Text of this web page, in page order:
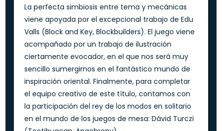
La perfecta simbiosis entre tema y mecánicas
viene apoyada por el excepcional trabajo de Edu
Valls (Block and Key, Blockbuilders). El juego viene
acompañado por un trabajo de ilustración
ciertamente evocador, en el que nos será muy
sencillo sumergirnos en el fantástico mundo de
inspiración oriental. Finalmente, para completar
el equipo creativo de este título, contamos con
la participación del rey de los modos en solitario
en el mundo de los juegos de mesa: Dávid Turczi